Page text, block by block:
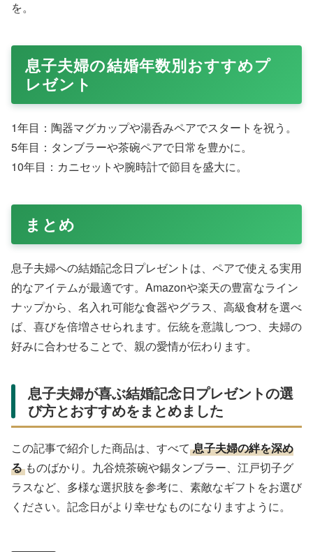
を。
息子夫婦の結婚年数別おすすめプ
レゼント
1年目：陶器マグカップや湯呑みペアでスタートを祝う。
5年目：タンブラーや茶碗ペアで日常を豊かに。
10年目：カニセットや腕時計で節目を盛大に。
まとめ
息子夫婦への結婚記念日プレゼントは、ペアで使える実用
的なアイテムが最適です。Amazonや楽天の豊富なライン
ナップから、名入れ可能な食器やグラス、高級食材を選べ
ば、喜びを倍増させられます。伝統を意識しつつ、夫婦の
好みに合わせることで、親の愛情が伝わります。
息子夫婦が喜ぶ結婚記念日プレゼントの選
び方とおすすめをまとめました
この記事で紹介した商品は、すべて 息子夫婦の絆を深め
る ものばかり。九谷焼茶碗や錫タンブラー、江戸切子グ
ラスなど、多様な選択肢を参考に、素敵なギフトをお選び
ください。記念日がより幸せなものになりますように。